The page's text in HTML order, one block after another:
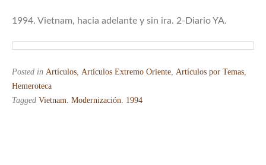
1994. Vietnam, hacia adelante y sin ira. 2-Diario YA.
Posted in Artículos Artículos Extremo Oriente Artículos por Temas
Hemeroteca
Tagged Vietnam. Modernización. 1994